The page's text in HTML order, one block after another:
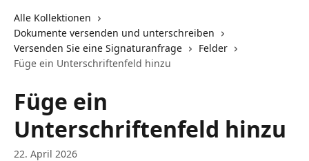
Alle Kollektionen
Dokumente versenden und unterschreiben
Versenden Sie eine Signaturanfrage
Felder
Füge ein Unterschriftenfeld hinzu
Füge ein
Unterschriftenfeld hinzu
22. April 2026